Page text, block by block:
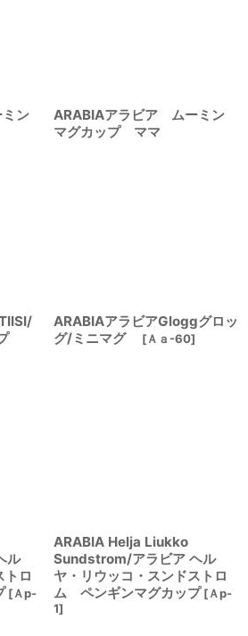
ミン
ARABIAアラビア ムーミン
マグカップ ママ
ARABIAアラビアGloggグロッ
グ/ミニマグ
[Ａａ-60]
ル
トロ
[Ａp-
ARABIA Helja Liukko
Sundstrom/アラビア ヘル
ヤ・リウッコ・スンドストロ
ム ペンギンマグカップ [Ａp-
1]